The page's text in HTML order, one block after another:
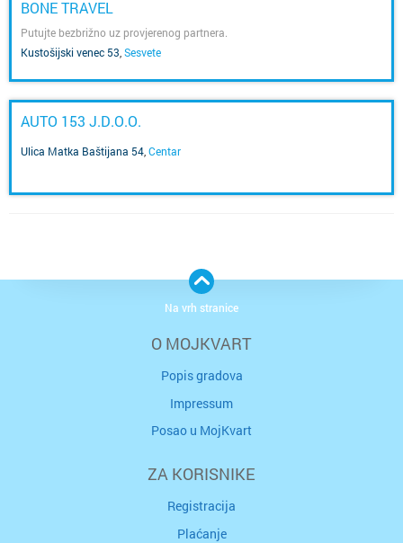
BONE TRAVEL
Putujte bezbrižno uz provjerenog partnera.
Kustošijski venec 53 Sesvete
AUTO 153 J.D.O.O.
Ulica Matka Baštijana 54 Centar
O MOJKVART
Popis gradova
Impressum
Posao u MojKvart
ZA KORISNIKE
Registracija
Plaćanje
Na vrh stranice